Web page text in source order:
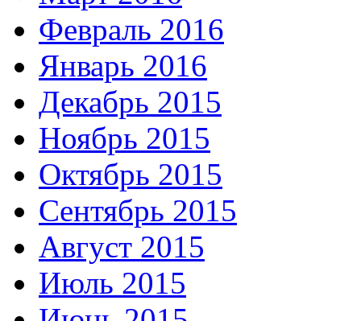
Февраль 2016
Январь 2016
Декабрь 2015
Ноябрь 2015
Октябрь 2015
Сентябрь 2015
Август 2015
Июль 2015